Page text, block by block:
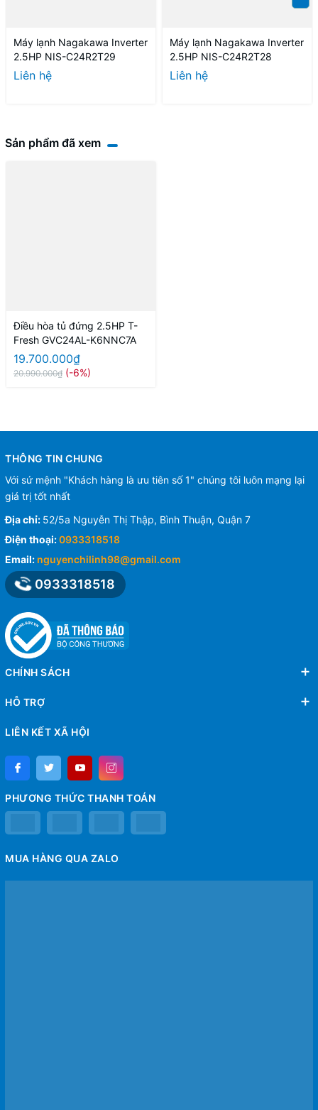
Máy lạnh Nagakawa Inverter
2.5HP NIS-C24R2T29
Liên hệ
Máy lạnh Nagakawa Inverter
2.5HP NIS-C24R2T28
Liên hệ
Sản phẩm đã xem
Điều hòa tủ đứng 2.5HP T-
Fresh GVC24AL-K6NNC7A
19.700.000₫
20.990.000₫ (-6%)
THÔNG TIN CHUNG
Với sứ mệnh "Khách hàng là ưu tiên số 1" chúng tôi luôn mạng lại
giá trị tốt nhất
Địa chỉ: 52/5a Nguyễn Thị Thập, Bình Thuận, Quận 7
Điện thoại:0933318518
Email: nguyenchilinh98@gmail.com
0933318518
CHÍNH SÁCH
HỖ TRỢ
LIÊN KẾT XÃ HỘI
PHƯƠNG THỨC THANH TOÁN
MUA HÀNG QUA ZALO